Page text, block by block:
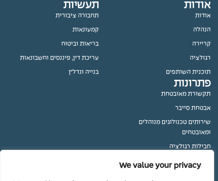
We value your privacy
אודות
אודות
הנהלה
קריירה
רגולציה
תוכנית השותפים
תעשיות
תחבורה ציבורית
קמעונאות
בריאות וביטוח
עריכת דין, פיננסים וחשבונאות
בנייה ונדל״ן
פתרונות
תקשורת מאובטחת
אבטחת סייבר
שירותים טכנולוגים מנוהלים
ומאובטחים
חבילות רגולציה
שירותי אבטחה מנוהלים